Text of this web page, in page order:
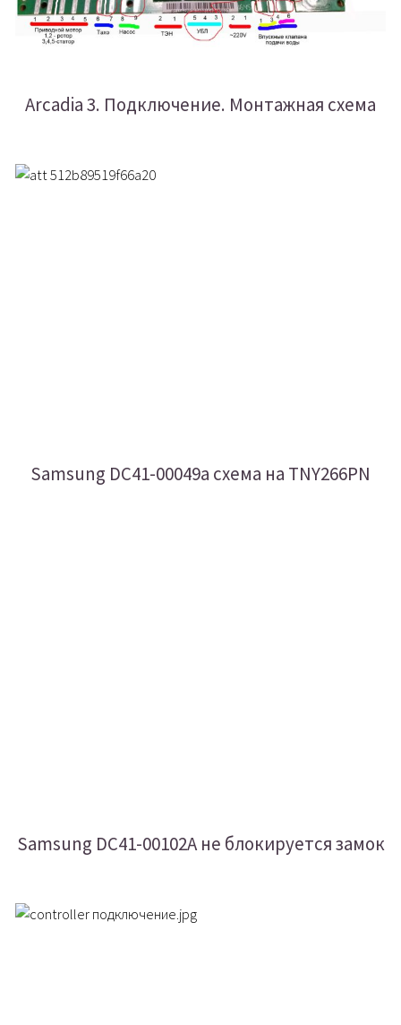
Arcadia 3. Подключение. Монтажная схема
Samsung DC41-00049a схема на TNY266PN
Samsung DC41-00102A не блокируется замок